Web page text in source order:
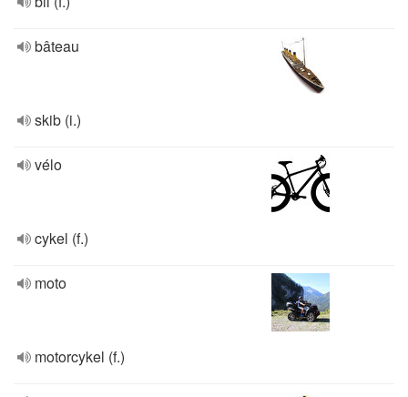
bâteau
skib (i.)
vélo
cykel (f.)
moto
motorcykel (f.)